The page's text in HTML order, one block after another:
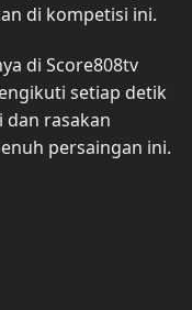
di kompetisi ini.
di Score808tv
setiap detik
dan rasakan
persaingan ini.